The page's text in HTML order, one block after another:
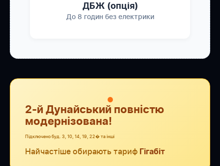
ДБЖ (опція)
До 8 годин без електрики
●
2-й Дунайський повністю
модернізована!
Підключено буд. 3, 10, 14, 19, 22� та інші
Найчастіше обирають тариф Гігабіт